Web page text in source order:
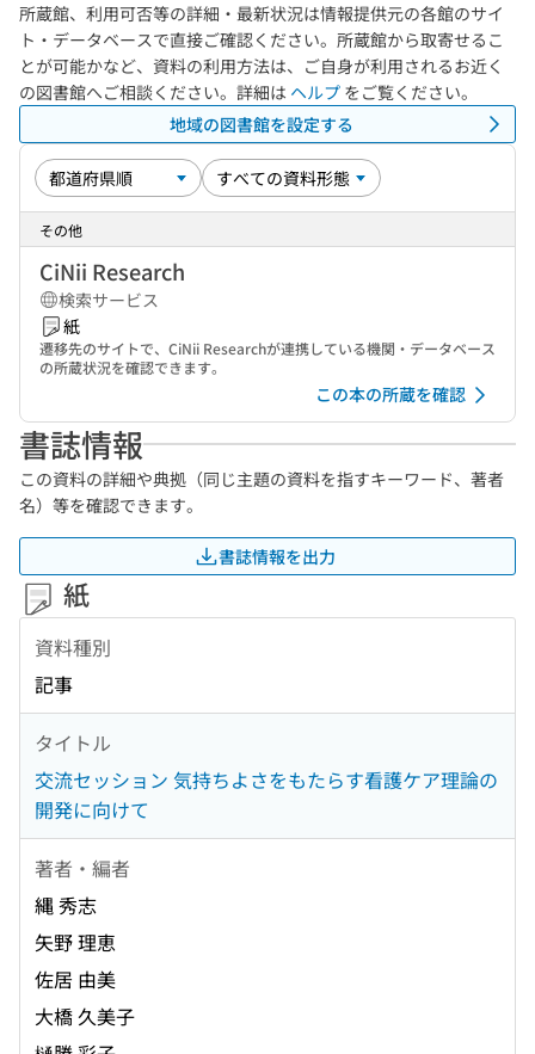
所蔵館、利用可否等の詳細・最新状況は情報提供元の各館のサイ
ト・データベースで直接ご確認ください。所蔵館から取寄せるこ
とが可能かなど、資料の利用方法は、ご自身が利用されるお近く
の図書館へご相談ください。詳細は ヘルプ をご覧ください。
地域の図書館を設定する
その他
CiNii Research
検索サービス
紙
遷移先のサイトで、CiNii Researchが連携している機関・データベース
の所蔵状況を確認できます。
この本の所蔵を確認
書誌情報
この資料の詳細や典拠（同じ主題の資料を指すキーワード、著者
名）等を確認できます。
書誌情報を出力
紙
資料種別
記事
タイトル
交流セッション 気持ちよさをもたらす看護ケア理論の
開発に向けて
著者・編者
縄 秀志
矢野 理恵
佐居 由美
大橋 久美子